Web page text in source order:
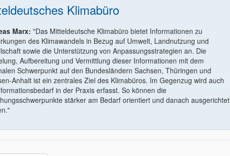
Klimabüro
Marx: "Das Mitteldeutsche Klimabüro bietet Informationen zu
des Klimawandels in Bezug auf Umwelt, Landnutzung und
sowie die Unterstützung von Anpassungsstrategien an. Die
Aufbereitung und Vermittlung dieser Informationen mit dem
Schwerpunkt auf den Bundesländern Sachsen, Thüringen und
Anhalt ist ein zentrales Ziel des Klimabüros. Im Gegenzug wird auch
in der Praxis erfasst. So können die
stärker am Bedarf orientiert und danach ausgerichtet